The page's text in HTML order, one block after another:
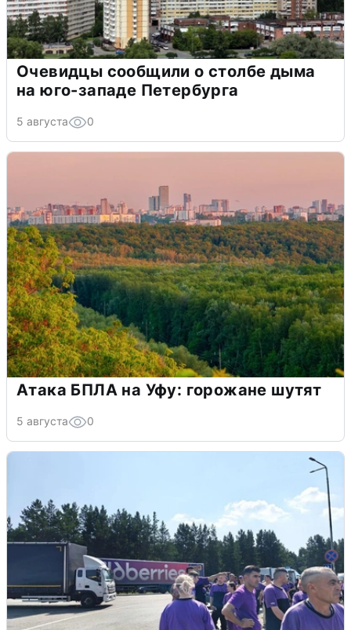
Очевидцы сообщили о столбе дыма
на юго-западе Петербурга
5 августа 0
Атака БПЛА на Уфу: горожане шутят
5 августа 0